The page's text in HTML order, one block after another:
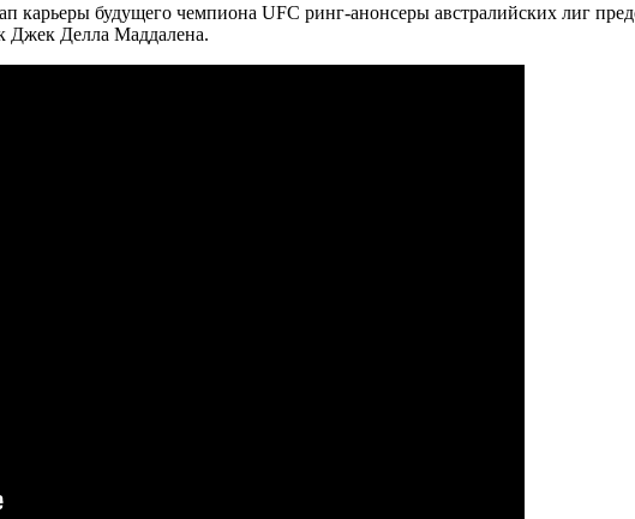
карьеры будущего чемпиона UFC ринг-анонсеры австралийских лиг
Джек Делла Маддалена.